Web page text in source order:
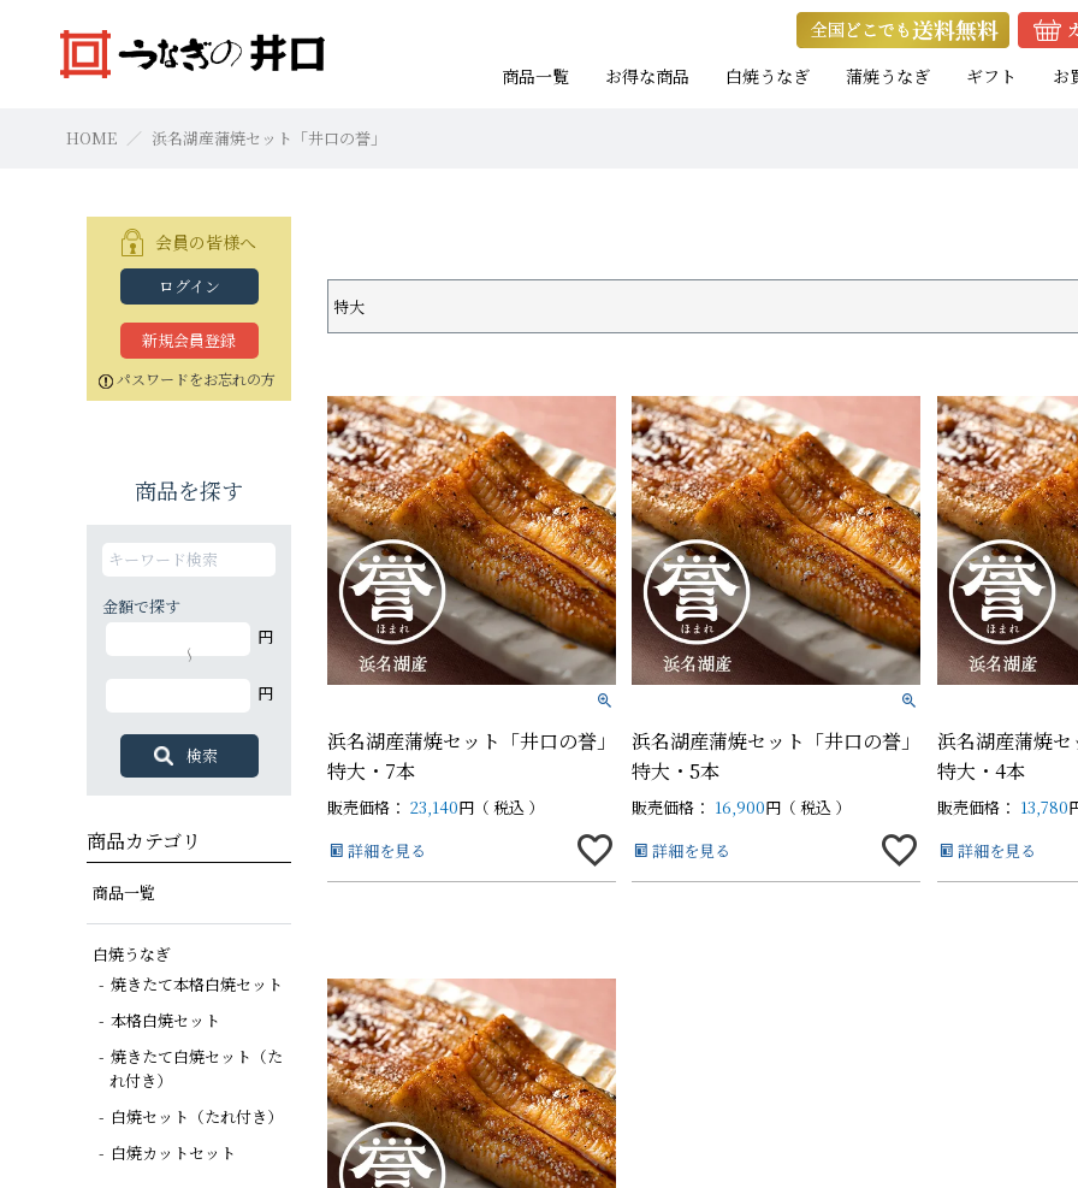
商品一覧
すべての商品 キャンペーン商品
お得な商品
お試し蒲焼セット
白焼うなぎ
焼きたて本格白焼セット
特大（140g以上）
大（120g以上）
中（100g以上）
小（90g以上）
本格白焼セット
中（100g以上）
小（90g以上）
焼きたて白焼セット
たれ付き
中（100g以上）
小（90g以上）
白
白蒲セット
大（120g以上） 中（100g以上）
白蒲カットセット そ
蒲焼うなぎ
浜名湖産蒲焼セット「井口の誉」
特大（140g以上）
蒲焼セット
中（100g以上）
小（90g以上）
蒲焼カットセット 白
その他商品
ギフト
焼きたて本格白焼セット
特大（140g以上）
大（120g以上）
中（100g以上）
小（90g以上）
本格白焼セット
中（100g以上）
小（90g以上）
焼きたて白焼セット
たれ付き
中（100g以上）
小（90g以上）
白
特大（140g以上）
大（120g以上）
小（90g以上）
白蒲セット
大（120g以上） 中（100g以上）
白蒲カットセット そ
お
お買物の仕方 eギフト
HOME 浜名湖産蒲焼セット「井口の誉」
会員の皆様へ
ログイン
新規会員登録
パスワードをお忘れの方
商品を探す
金額で探す
円
～
円
商品カテゴリ
商品一覧
白焼うなぎ
焼きたて本格白焼セット
本格白焼セット
焼きたて白焼セット（た
れ付き）
白焼セット（たれ付き）
白焼カットセット
特大
浜名湖産蒲焼セット「井口の誉」
特大・7本
販売価格： 23,140
税込
詳細を見る
浜名湖産蒲焼セット「井口の誉」
特大・5本
販売価格： 16,900
税込
詳細を見る
浜名湖産蒲焼セ
特大・4本
販売価格： 13,780
詳細を見る